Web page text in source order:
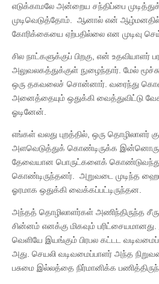
எடுக்காமலே அன்றைய சந்திப்பை
முடிவெடுத்தோம். ஆனால் என்
கோரிக்கையை ஏற்பதில்லை என முடிவு
சில நாட்களுக்குப் பிறகு, என் உதவியாளர்
அலுவலகத்துக்குள் நுழைந்தார். மேல்
ஒரு தகவலைச் சொன்னார். வரைந்து
அனைத்தையும் ஒதுக்கி வைத்துவிட்டு
ஓடினேன்.
எங்கள் வலது புறத்தில், ஒரு தொழிலாளர்
அளவெடுத்துக் கொண்டிருக்க இன்னொரு
தேவையான பொருட்களைக் கொண்டுவந்து
கொண்டிருந்தனர். அறுவடை முடிந்த
ஓரமாக ஒதுக்கி வைக்கப்பட்டிருந்தன.
அந்தத் தொழிலாளர்கள் அணிந்திருந்த
சின்னம் எனக்கு மிகவும்
வெளியே இயங்கும் பிரபல கட்டட
அது. செயலி வடிவமைப்பாளர் அந்த
பசுமை இல்லத்தை நிர்மானிக்க